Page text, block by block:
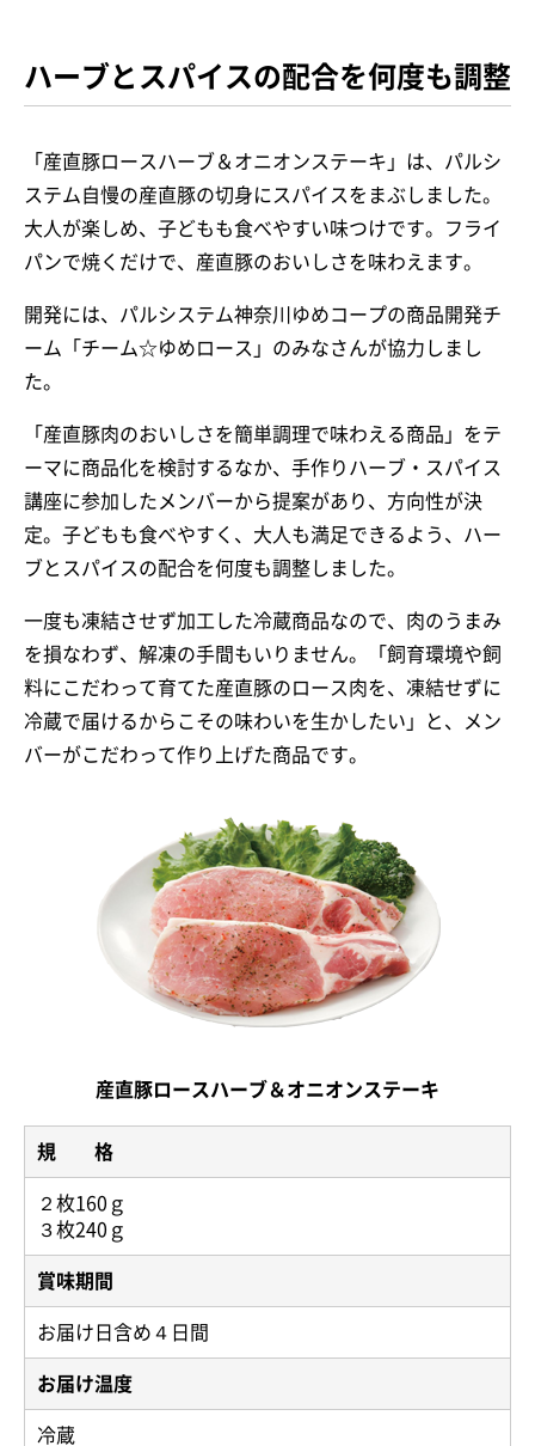
ハーブとスパイスの配合を何度も調整
「産直豚ロースハーブ＆オニオンステーキ」は、パルシ
ステム自慢の産直豚の切身にスパイスをまぶしました。
大人が楽しめ、子どもも食べやすい味つけです。フライ
パンで焼くだけで、産直豚のおいしさを味わえます。
開発には、パルシステム神奈川ゆめコープの商品開発チ
ーム「チーム☆ゆめロース」のみなさんが協力しまし
た。
「産直豚肉のおいしさを簡単調理で味わえる商品」をテ
ーマに商品化を検討するなか、手作りハーブ・スパイス
講座に参加したメンバーから提案があり、方向性が決
定。子どもも食べやすく、大人も満足できるよう、ハー
ブとスパイスの配合を何度も調整しました。
一度も凍結させず加工した冷蔵商品なので、肉のうまみ
を損なわず、解凍の手間もいりません。「飼育環境や飼
料にこだわって育てた産直豚のロース肉を、凍結せずに
冷蔵で届けるからこその味わいを生かしたい」と、メン
バーがこだわって作り上げた商品です。
産直豚ロースハーブ＆オニオンステーキ
規 格
２枚160ｇ
３枚240ｇ
賞味期間
お届け日含め４日間
お届け温度
冷蔵